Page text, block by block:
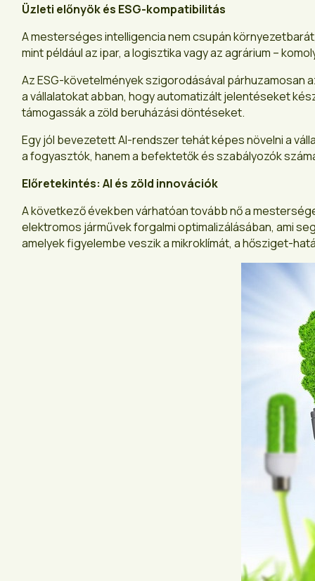
Üzleti előnyök és ESG-kompatibilitás
A mesterséges intelligencia nem csupán
mint például az ipar, a logisztika vagy az agrárium –
Az ESG-követelmények szigorodásával
a vállalatokat abban, hogy automatizált jelentéseket
támogassák a zöld beruházási döntéseket.
Egy jól bevezetett AI-rendszer tehát képes növelni a
a fogyasztók, hanem a befektetők és szabályozók
Előretekintés: AI és zöld innovációk
A következő években várhatóan tovább nő a
elektromos járművek forgalmi optimalizálásában, ami
amelyek figyelembe veszik a mikroklímát, a hősziget-